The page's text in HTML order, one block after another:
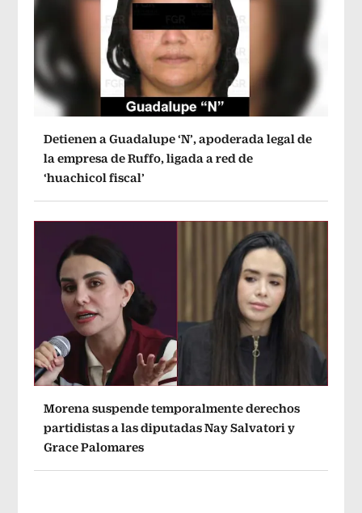
Detienen a Guadalupe ‘N’, apoderada legal de
la empresa de Ruffo, ligada a red de
‘huachicol fiscal’
Morena suspende temporalmente derechos
partidistas a las diputadas Nay Salvatori y
Grace Palomares